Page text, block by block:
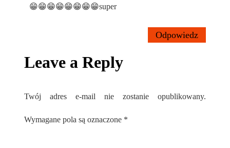
😁😁😁😁😁😁😁😁super
Odpowiedz
Leave a Reply
Twój adres e-mail nie zostanie opublikowany.
Wymagane pola są oznaczone *